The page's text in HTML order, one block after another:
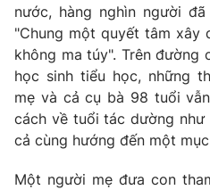
nước, hàng nghìn người
"Chung một quyết tâm xây
không ma túy". Trên đường
học sinh tiểu học, những
mẹ và cả cụ bà 98 tuổi
cách về tuổi tác dường
cả cùng hướng đến một
Một người mẹ đưa con